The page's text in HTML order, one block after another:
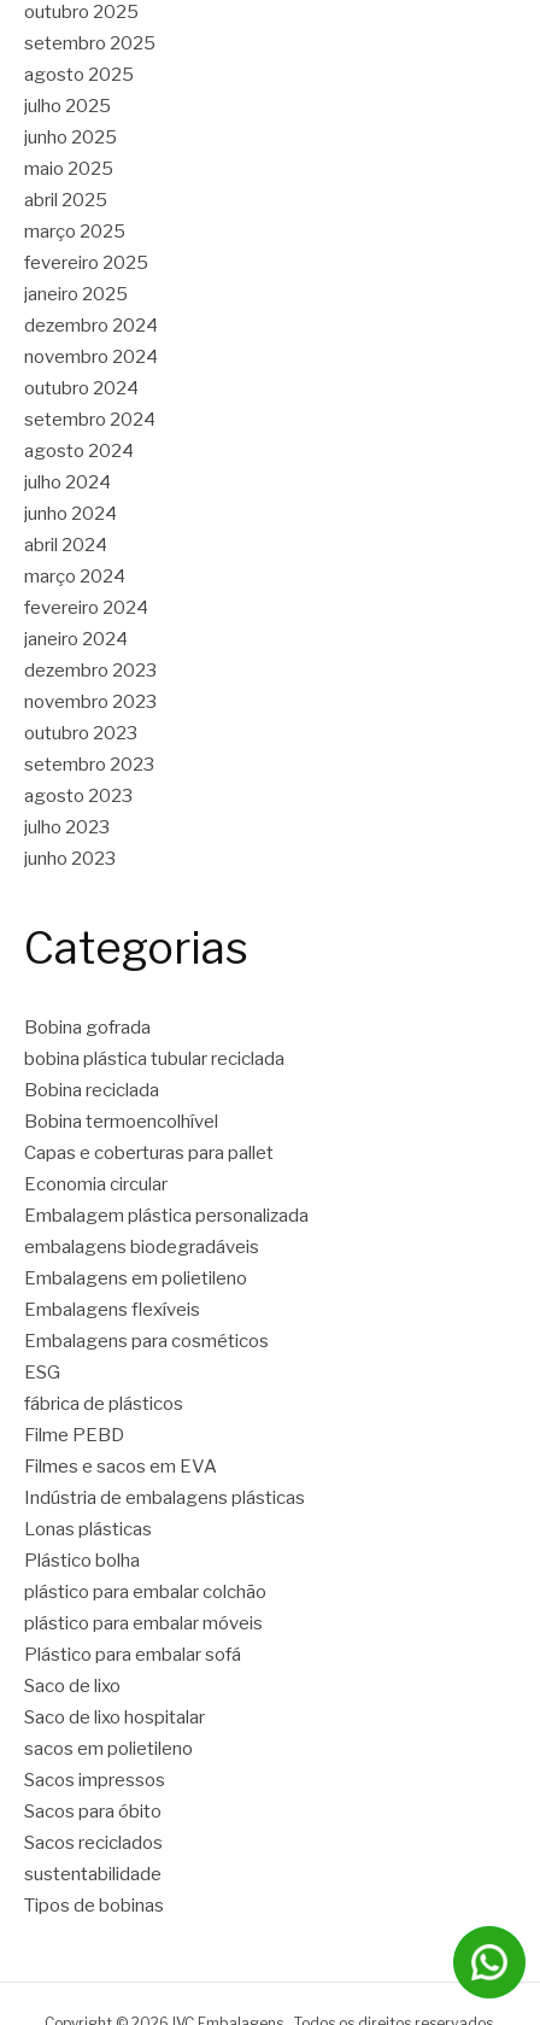
outubro 2025
setembro 2025
agosto 2025
julho 2025
junho 2025
maio 2025
abril 2025
março 2025
fevereiro 2025
janeiro 2025
dezembro 2024
novembro 2024
outubro 2024
setembro 2024
agosto 2024
julho 2024
junho 2024
abril 2024
março 2024
fevereiro 2024
janeiro 2024
dezembro 2023
novembro 2023
outubro 2023
setembro 2023
agosto 2023
julho 2023
junho 2023
Categorias
Bobina gofrada
bobina plástica tubular reciclada
Bobina reciclada
Bobina termoencolhível
Capas e coberturas para pallet
Economia circular
Embalagem plástica personalizada
embalagens biodegradáveis
Embalagens em polietileno
Embalagens flexíveis
Embalagens para cosméticos
ESG
fábrica de plásticos
Filme PEBD
Filmes e sacos em EVA
Indústria de embalagens plásticas
Lonas plásticas
Plástico bolha
plástico para embalar colchão
plástico para embalar móveis
Plástico para embalar sofá
Saco de lixo
Saco de lixo hospitalar
sacos em polietileno
Sacos impressos
Sacos para óbito
Sacos reciclados
sustentabilidade
Tipos de bobinas